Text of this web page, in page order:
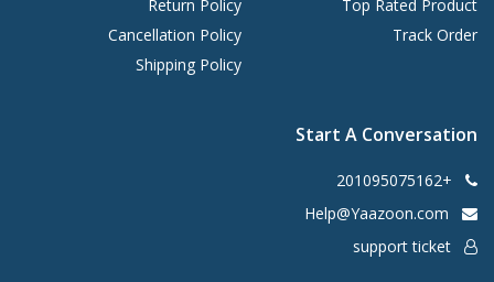
Top Rated Product
Track Order
Return Policy
Cancellation Policy
Shipping Policy
Start A Conversation
+201095075162